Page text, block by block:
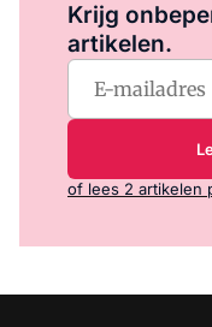
Krijg
artikelen.
of lees 2 artikelen